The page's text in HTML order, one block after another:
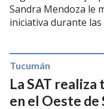
Sandra Mendoza le
iniciativa durante
La SAT
en el Oeste de
Tucumán